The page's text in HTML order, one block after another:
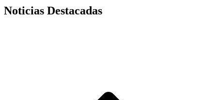
Noticias Destacadas